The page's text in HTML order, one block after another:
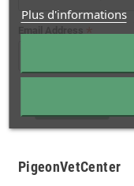
*
PigeonVetCenter
Plus d'informations